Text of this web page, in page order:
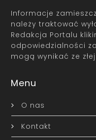
Informacje
należy traktować
Redakcja Portalu
odpowiedzialności
mogą wynikać ze
Menu
O nas
Kontakt